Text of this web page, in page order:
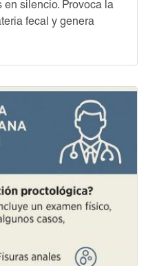
en silencio. Provoca la
fecal y genera